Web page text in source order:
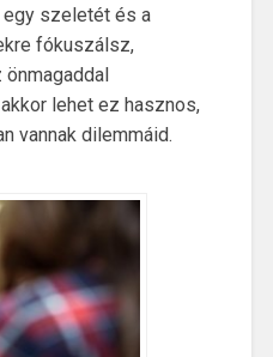
egy szeletét és a
fókuszálsz,
lehet ez hasznos,
vannak dilemmáid.